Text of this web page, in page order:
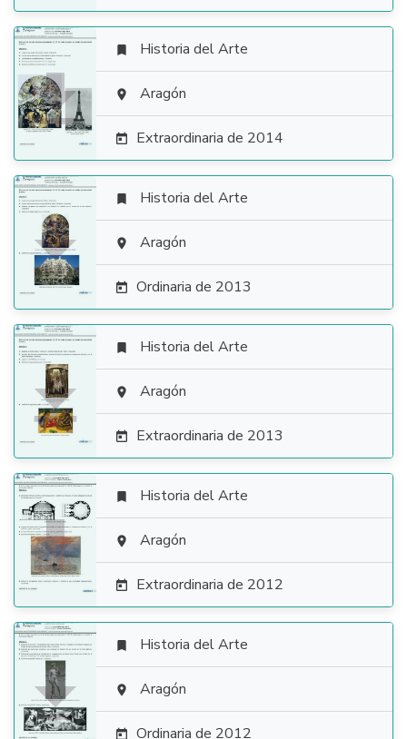

 Historia del Arte
 Aragón
 Extraordinaria de 2014

 Historia del Arte
 Aragón
 Ordinaria de 2013

 Historia del Arte
 Aragón
 Extraordinaria de 2013

 Historia del Arte
 Aragón
 Extraordinaria de 2012

 Historia del Arte
 Aragón
 Ordinaria de 2012